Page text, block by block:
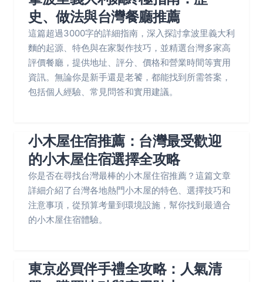
史、做法與台灣餐廳推薦
這篇超過3000字的詳細指南，深入探討拿波里義大利
麵的起源、特色與在家製作技巧，並精選台灣多家高
評價餐廳，提供地址、評分、價格和營業時間等實用
資訊。無論你是新手還是老饕，都能找到所需答案，
包括個人經驗、常見問答和實用建議。
小木屋住宿推薦：台灣最受歡迎
的小木屋住宿選擇全攻略
你是否在尋找台灣最棒的小木屋住宿推薦？這篇文章
詳細介紹了台灣各地熱門小木屋的特色、選擇技巧和
注意事項，從預算考量到環境設施，幫你找到最適合
的小木屋住宿體驗。
東京必買伴手禮全攻略：人氣清